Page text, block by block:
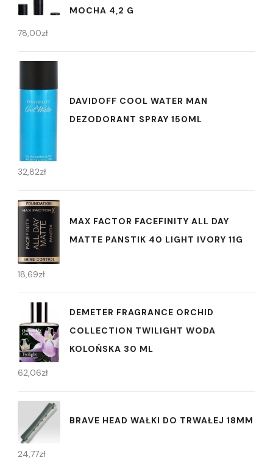
MOCHA 4,2 G
78,00zł
DAVIDOFF COOL WATER MAN
DEZODORANT SPRAY 150ML
32,82zł
MAX FACTOR FACEFINITY ALL DAY
MATTE PANSTIK 40 LIGHT IVORY 11G
18,69zł
DEMETER FRAGRANCE ORCHID
COLLECTION TWILIGHT WODA
KOLOŃSKA 30 ML
62,06zł
BRAVE HEAD WAŁKI DO TRWAŁEJ 18MM
24,77zł